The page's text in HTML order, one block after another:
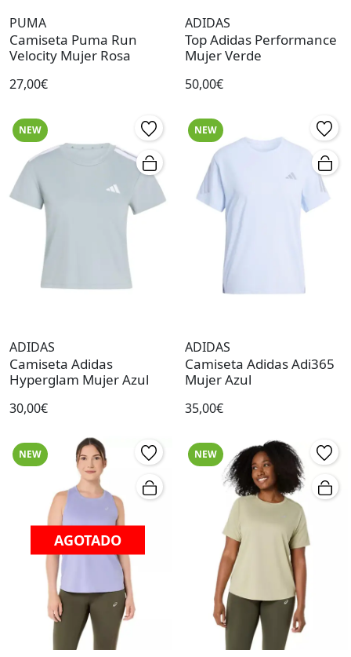
PUMA
Camiseta Puma Run
Velocity Mujer Rosa
27,00€
ADIDAS
Top Adidas Performance
Mujer Verde
50,00€
NEW
ADIDAS
Camiseta Adidas
Hyperglam Mujer Azul
30,00€
NEW
ADIDAS
Camiseta Adidas Adi365
Mujer Azul
35,00€
NEW
AGOTADO
NEW